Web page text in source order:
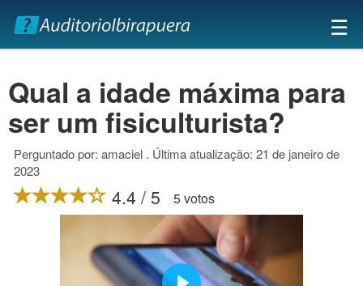
×
☰
Qual a idade máxima para
ser um fisiculturista?
Perguntado por: amaciel . Última atualização: 21 de janeiro de
2023
4.4 / 5 5 votos